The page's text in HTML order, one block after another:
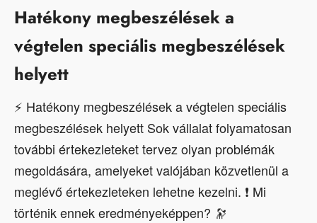
Hatékony megbeszélések a
végtelen speciális megbeszélések
helyett
⚡ Hatékony megbeszélések a végtelen speciális
megbeszélések helyett Sok vállalat folyamatosan
további értekezleteket tervez olyan problémák
megoldására, amelyeket valójában közvetlenül a
meglévő értekezleteken lehetne kezelni. ❗ Mi
történik ennek eredményeképpen? 🔭